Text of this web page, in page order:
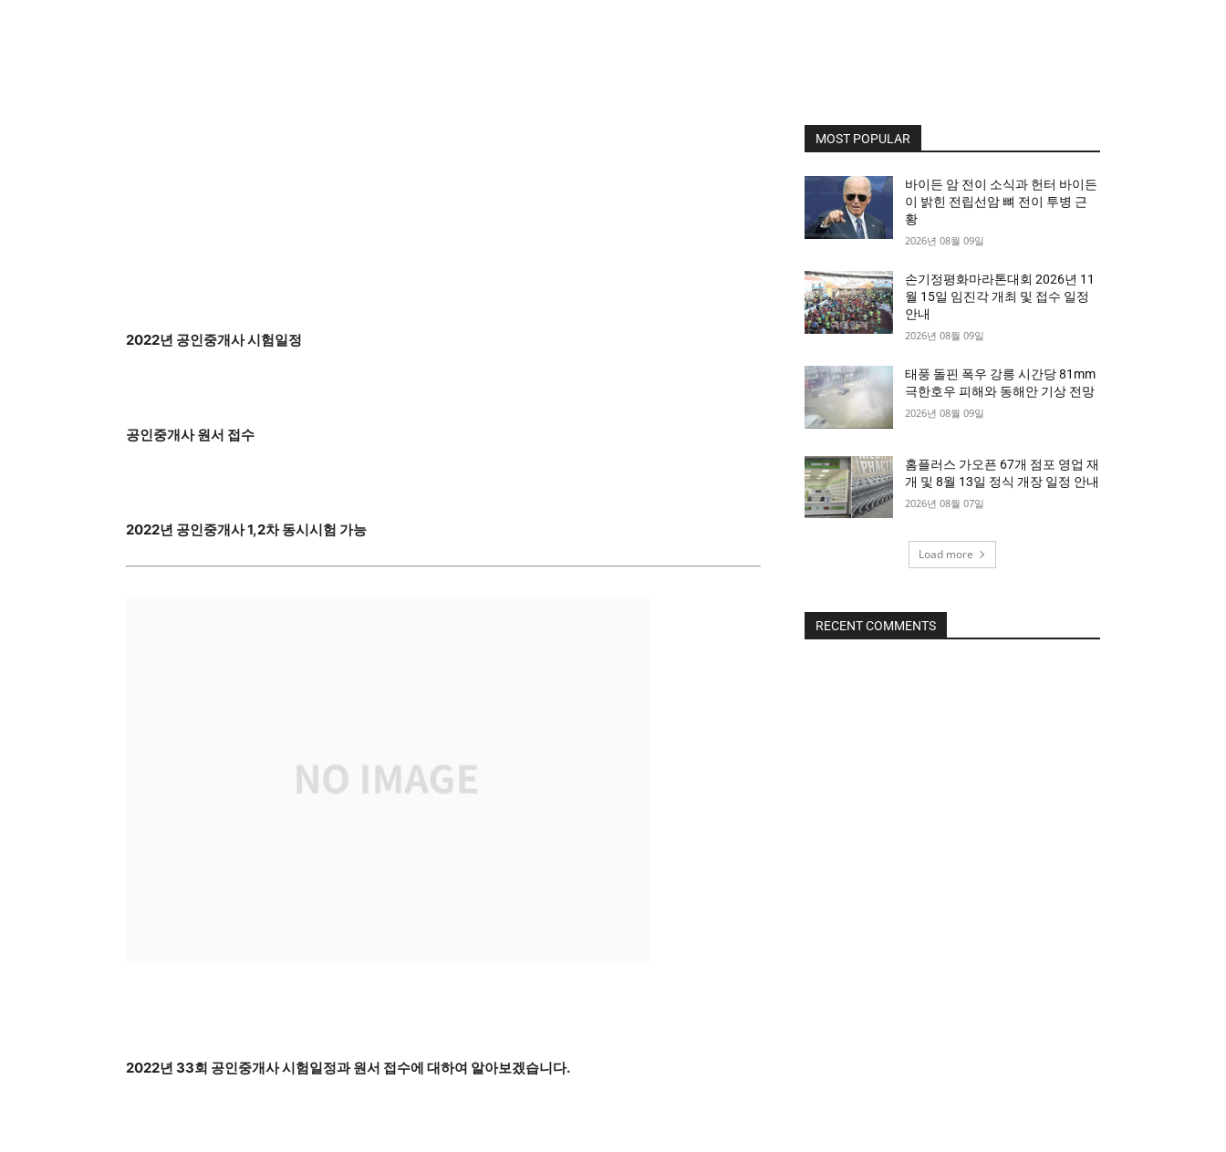
2022년 공인중개사 시험일정
공인중개사 원서 접수
2022년 공인중개사 1,2차 동시시험 가능
2022년 33회 공인중개사 시험일정과 원서 접수에 대하여 알아보겠습니다.
MOST POPULAR
바이든 암 전이 소식과 헌터 바이든
이 밝힌 전립선암 뼈 전이 투병 근
황
2026년 08월 09일
손기정평화마라톤대회 2026년 11
월 15일 임진각 개최 및 접수 일정
안내
2026년 08월 09일
태풍 돌핀 폭우 강릉 시간당 81mm
극한호우 피해와 동해안 기상 전망
2026년 08월 09일
홈플러스 가오픈 67개 점포 영업 재
개 및 8월 13일 정식 개장 일정 안내
2026년 08월 07일
Load more
RECENT COMMENTS